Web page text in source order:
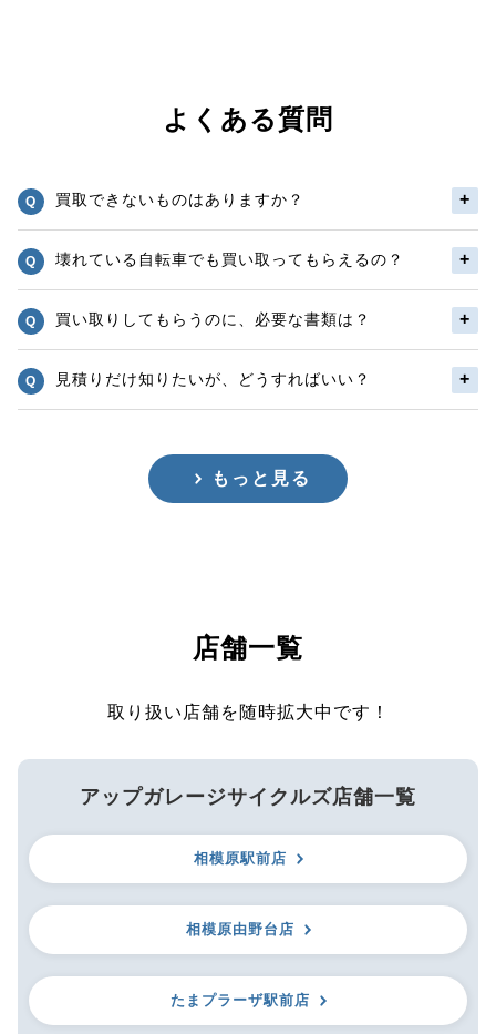
よくある質問
買取できないものはありますか？
壊れている自転車でも買い取ってもらえるの？
買い取りしてもらうのに、必要な書類は？
見積りだけ知りたいが、どうすればいい？
もっと見る
店舗一覧
取り扱い店舗を随時拡大中です！
アップガレージサイクルズ店舗一覧
相模原駅前店
相模原由野台店
たまプラーザ駅前店